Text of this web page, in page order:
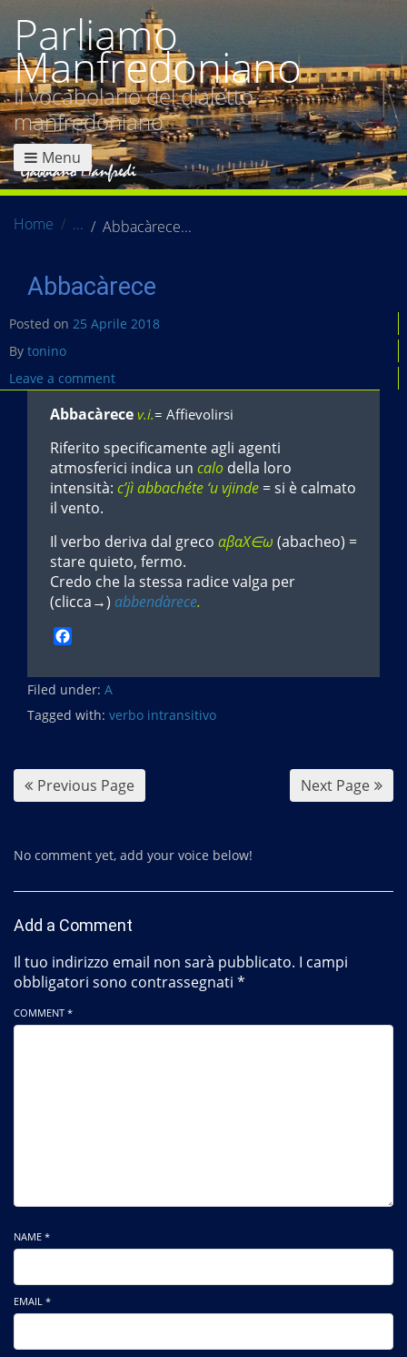
Parliamo
Manfredoniano
Il vocabolario del dialetto
manfredoniano
Menu
Home Abbacàrece
Abbacàrece
Posted on 25 Aprile 2018
By tonino
Leave a comment
Abbacàrece v.i.= Affievolirsi
Riferito specificamente agli agenti
atmosferici indica un calo della loro
intensità: c’jì abbachéte ‘u vjinde = si è calmato
il vento.
Il verbo deriva dal greco αβαΧ∈ω (abacheo) =
stare quieto, fermo.
Credo che la stessa radice valga per
(clicca→) abbendàrece.
c
e
b
Filed under: A
Tagged with: verbo intransitivo
Previous Page Next Page
No comment yet, add your voice below!
Add a Comment
Il tuo indirizzo email non sarà pubblicato. I campi
obbligatori sono contrassegnati *
COMMENT *
NAME *
EMAIL *